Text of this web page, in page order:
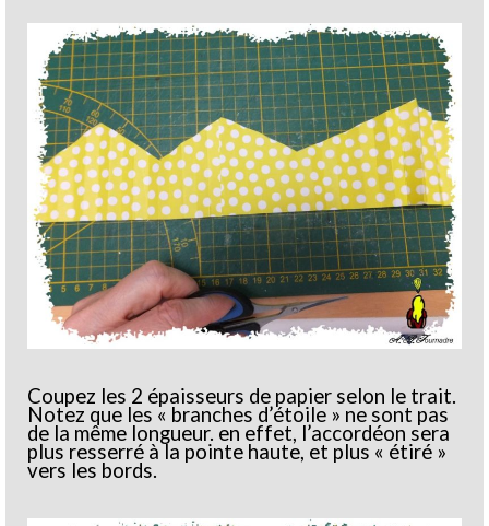
Coupez les 2 épaisseurs de papier selon le trait.
Notez que les « branches d’étoile » ne sont pas
de la même longueur. en effet, l’accordéon sera
plus resserré à la pointe haute, et plus « étiré »
vers les bords.